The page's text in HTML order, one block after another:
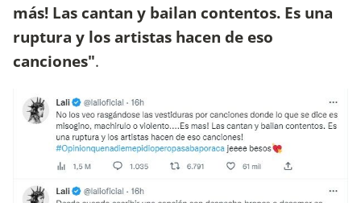
más! Las cantan y bailan contentos. Es una
ruptura y los artistas hacen de eso
canciones".